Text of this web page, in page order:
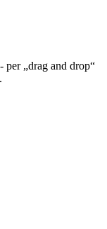
per „drag and drop“